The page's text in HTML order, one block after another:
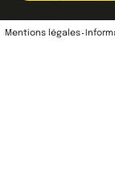
Mentions légales